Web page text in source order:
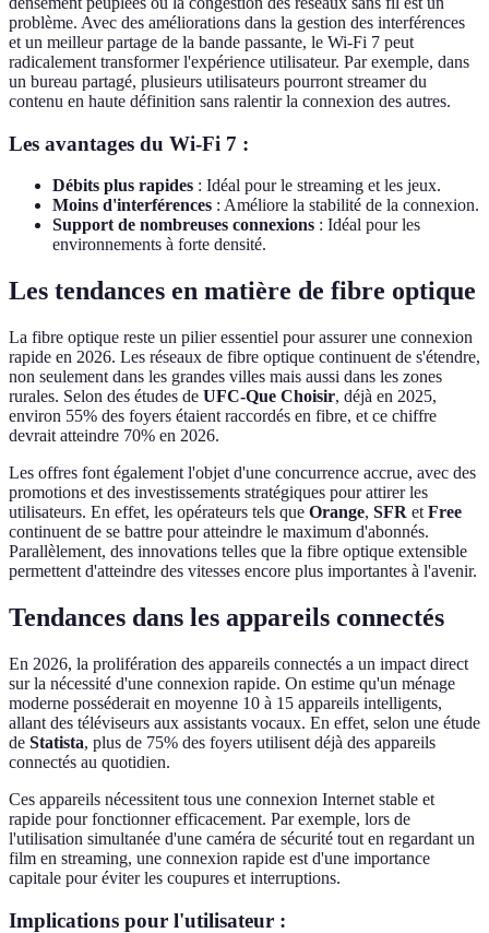
problème. Avec des améliorations dans la gestion des interférences
et un meilleur partage de la bande passante, le Wi-Fi 7 peut
radicalement transformer l'expérience utilisateur. Par exemple, dans
un bureau partagé, plusieurs utilisateurs pourront streamer du
contenu en haute définition sans ralentir la connexion des autres.
Les avantages du Wi-Fi 7 :
Débits plus rapides : Idéal pour le streaming et les jeux.
Moins d'interférences : Améliore la stabilité de la connexion.
Support de nombreuses connexions : Idéal pour les
environnements à forte densité.
Les tendances en matière de fibre optique
La fibre optique reste un pilier essentiel pour assurer une connexion
rapide en 2026. Les réseaux de fibre optique continuent de s'étendre,
non seulement dans les grandes villes mais aussi dans les zones
rurales. Selon des études de UFC-Que Choisir, déjà en 2025,
environ 55% des foyers étaient raccordés en fibre, et ce chiffre
devrait atteindre 70% en 2026.
Les offres font également l'objet d'une concurrence accrue, avec des
promotions et des investissements stratégiques pour attirer les
utilisateurs. En effet, les opérateurs tels que Orange, SFR et Free
continuent de se battre pour atteindre le maximum d'abonnés.
Parallèlement, des innovations telles que la fibre optique extensible
permettent d'atteindre des vitesses encore plus importantes à l'avenir.
Tendances dans les appareils connectés
En 2026, la prolifération des appareils connectés a un impact direct
sur la nécessité d'une connexion rapide. On estime qu'un ménage
moderne posséderait en moyenne 10 à 15 appareils intelligents,
allant des téléviseurs aux assistants vocaux. En effet, selon une étude
de Statista, plus de 75% des foyers utilisent déjà des appareils
connectés au quotidien.
Ces appareils nécessitent tous une connexion Internet stable et
rapide pour fonctionner efficacement. Par exemple, lors de
l'utilisation simultanée d'une caméra de sécurité tout en regardant un
film en streaming, une connexion rapide est d'une importance
capitale pour éviter les coupures et interruptions.
Implications pour l'utilisateur :